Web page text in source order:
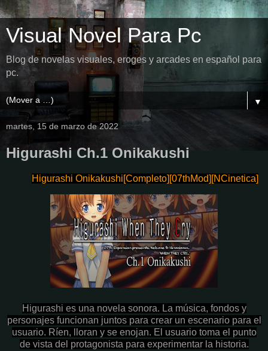
Visual Novel Para Pc
Blog de novelas visuales, eroges y arcades en español para
pc.
▼
martes, 15 de marzo de 2022
Higurashi Ch.1 Onikakushi
Higurashi Onikakushi[Completo][07thMod][NCinetica]
Higurashi es una novela sonora. La música, fondos y
personajes funcionan juntos para crear un escenario para el
usuario. Ríen, lloran y se enojan. El usuario toma el punto
de vista del protagonista para experimentar la historia.